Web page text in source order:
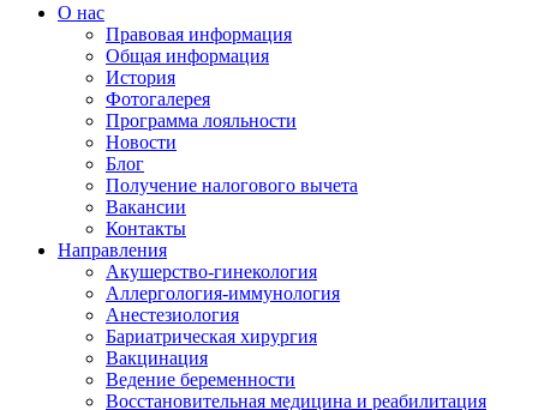
О нас
Правовая информация
Общая информация
История
Фотогалерея
Программа лояльности
Новости
Блог
Получение налогового вычета
Вакансии
Контакты
Направления
Акушерство-гинекология
Аллергология-иммунология
Анестезиология
Бариатрическая хирургия
Вакцинация
Ведение беременности
Восстановительная медицина и реабилитация